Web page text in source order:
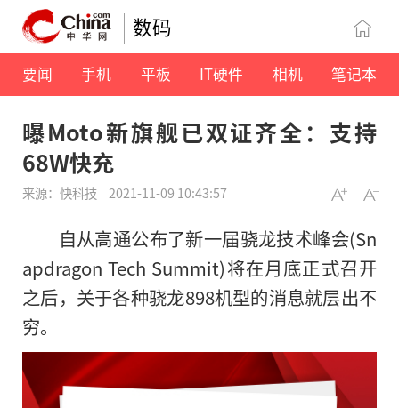
数码
要闻 手机 平板 IT硬件 相机 笔记本
曝Moto新旗舰已双证齐全：支持
68W快充
来源：快科技 2021-11-09 10:43:57
自从高通公布了新一届骁龙技术峰会(Sn
apdragon Tech Summit)将在月底正式召开
之后，关于各种骁龙898机型的消息就层出不
穷。